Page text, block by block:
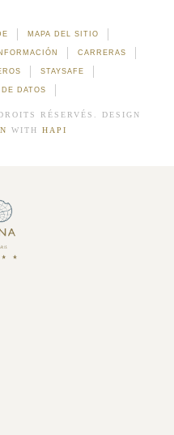
MAPA DEL SITIO
CARRERAS
STAYSAFE
DATOS
RÉSERVÉS. DESIGN
WITH HAPI